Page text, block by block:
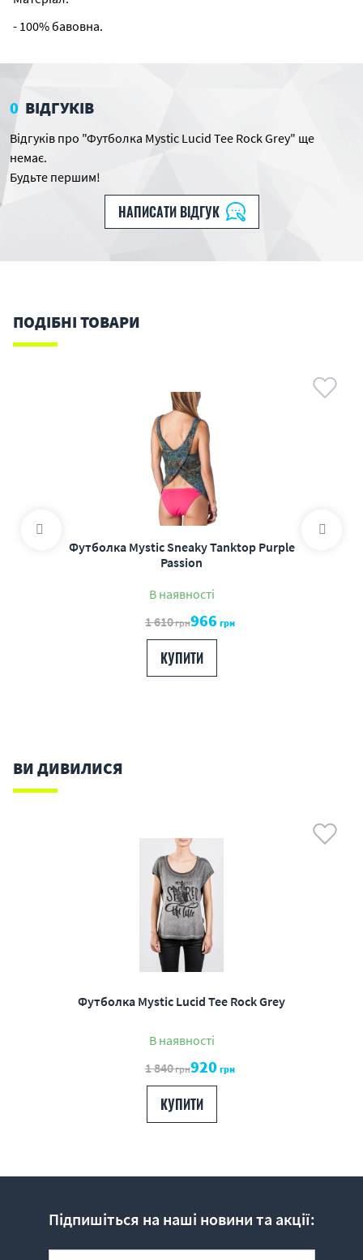
- 100% бавовна.
0 ВІДГУКІВ
Відгуків про "Футболка Mystic Lucid Tee Rock Grey" ще
немає.
Будьте першим!
НАПИСАТИ ВІДГУК
ПОДІБНІ ТОВАРИ
Футболка Mystic Sneaky Tanktop Purple
Passion
В наявності
1 610грн966грн
КУПИТИ
ВИ ДИВИЛИСЯ
Футболка Mystic Lucid Tee Rock Grey
В наявності
1 840грн920грн
КУПИТИ
Підпишіться на наші новини та акції: